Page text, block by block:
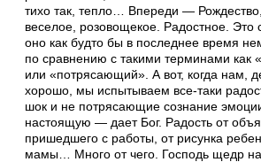
тихо так, тепло… Впереди —
веселое, розовощекое. Радостное. Это
оно как будто бы в последнее время
по сравнению с такими терминами
или «потрясающий». А вот, когда нам,
хорошо, мы испытываем все-таки
шок и не потрясающие сознание
настоящую — дает Бог. Радость от
пришедшего с работы, от рисунка
мамы… Много от чего. Господь щедр на